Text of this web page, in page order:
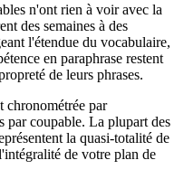
n'ont rien à voir avec la
des semaines à des
l'étendue du vocabulaire,
en paraphrase restent
de leurs phrases.
chronométrée par
par coupable. La plupart des
la quasi-totalité de
de votre plan de